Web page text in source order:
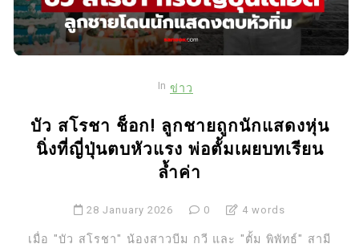
In ข่าว
บัว สโรชา ช็อก! ลูกชายถูกนักแสดงหุ่น
นิ่งที่ญี่ปุ่นตบหัวแรง พ่อตั้มเผยบทเรียน
ล้ำค่า
28 January 2026 0 4 words
เมื่อ "บัว สโรชา" น้องสาวบีม กวี และ "ตั้ม พิพัทธ์" สามี